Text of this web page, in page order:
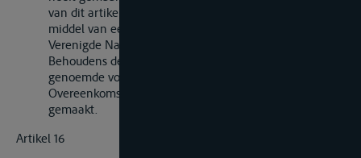
van dit artikel kan dit te allen tijde intrekken door
middel van een aan de Secretaris-Generaal van de
Verenigde Naties gerichte schriftelijke kennisgeving.
Behoudens de in het eerste en tweede lid van dit artikel
genoemde voorbehouden mag met betrekking tot deze
Overeenkomst geen enkel voorbehoud worden
gemaakt.
Artikel 16